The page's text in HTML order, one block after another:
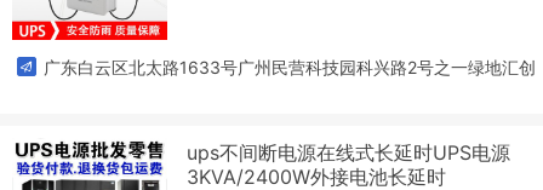
广东白云区北太路1633号广州民营科技园科兴路2号之一绿地汇创
ups不间断电源在线式长延时UPS电源
3KVA/2400W外接电池长延时